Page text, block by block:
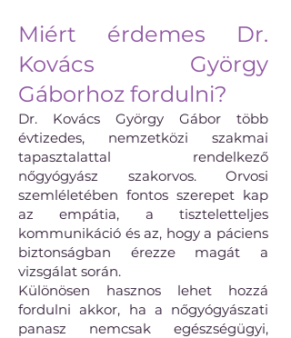
Miért érdemes Dr.
Kovács György
Gáborhoz fordulni?
Dr. Kovács György Gábor több
évtizedes, nemzetközi szakmai
tapasztalattal rendelkező
nőgyógyász szakorvos. Orvosi
szemléletében fontos szerepet kap
az empátia, a tiszteletteljes
kommunikáció és az, hogy a páciens
biztonságban érezze magát a
vizsgálat során.
Különösen hasznos lehet hozzá
fordulni akkor, ha a nőgyógyászati
panasz nemcsak egészségügyi,